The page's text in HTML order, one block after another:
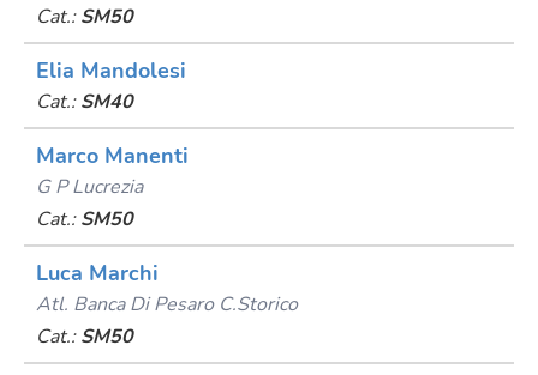
Cat.: SM50
Elia Mandolesi
Cat.: SM40
Marco Manenti
G P Lucrezia
Cat.: SM50
Luca Marchi
Atl. Banca Di Pesaro C.storico
Cat.: SM50